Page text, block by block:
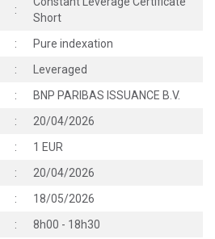
:
Short
:
Pure indexation
:
Leveraged
:
BNP PARIBAS ISSUANCE B.V.
:
20/04/2026
:
1 EUR
:
20/04/2026
:
18/05/2026
:
8h00 - 18h30